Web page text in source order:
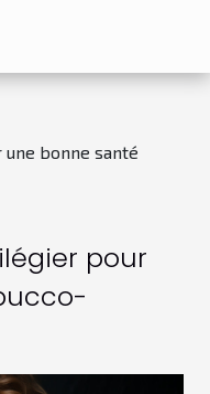
bonne santé
pour